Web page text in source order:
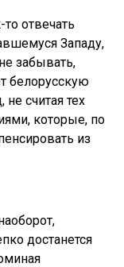
отвечать
Западу,
забывать,
белорусскую
считая тех
которые, по
из
достанется